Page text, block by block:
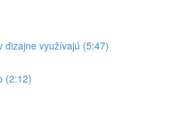
dizajne využívajú (5:47)
(2:12)